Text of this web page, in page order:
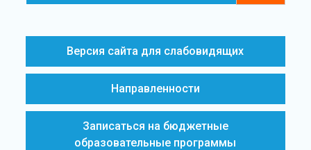
Версия сайта для слабовидящих
Направленности
Записаться на бюджетные
образовательные программы